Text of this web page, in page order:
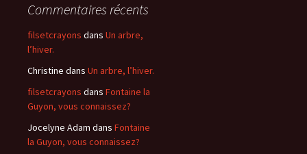
Commentaires récents
filsetcrayons dans Un arbre,
l’hiver.
Christine dans Un arbre, l’hiver.
filsetcrayons dans Fontaine la
Guyon, vous connaissez?
Jocelyne Adam dans Fontaine
la Guyon, vous connaissez?